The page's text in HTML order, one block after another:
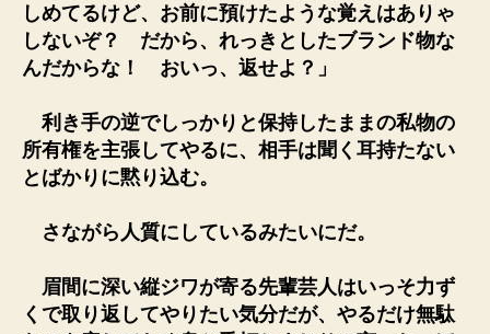
しめてるけど、お前に預けたような覚えはありゃ
しないぞ？ だから、れっきとしたブランド物な
んだからな！ おいっ、返せよ？」
利き手の逆でしっかりと保持したままの私物の
所有権を主張してやるに、相手は聞く耳持たない
とばかりに黙り込む。
さながら人質にしているみたいにだ。
眉間に深い縦ジワが寄る先輩芸人はいっそ力ず
くで取り返してやりたい気分だが、やるだけ無駄